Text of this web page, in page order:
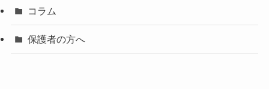
コラム
保護者の方へ